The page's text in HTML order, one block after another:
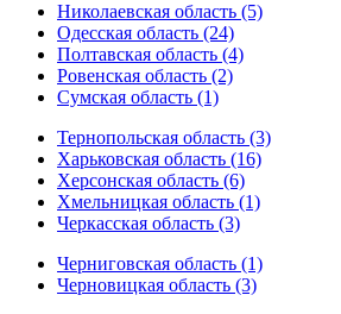
Николаевская область (5)
Одесская область (24)
Полтавская область (4)
Ровенская область (2)
Сумская область (1)
Тернопольская область (3)
Харьковская область (16)
Херсонская область (6)
Хмельницкая область (1)
Черкасская область (3)
Черниговская область (1)
Черновицкая область (3)